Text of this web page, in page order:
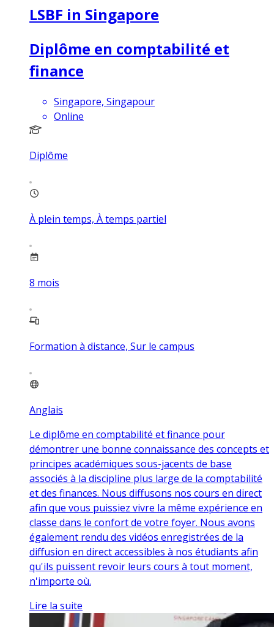
LSBF in Singapore
Diplôme en comptabilité et
finance
Singapore, Singapour
Online
Diplôme
À plein temps, À temps partiel
8 mois
Formation à distance, Sur le campus
Anglais
Le diplôme en comptabilité et finance pour
démontrer une bonne connaissance des concepts et
principes académiques sous-jacents de base
associés à la discipline plus large de la comptabilité
et des finances. Nous diffusons nos cours en direct
afin que vous puissiez vivre la même expérience en
classe dans le confort de votre foyer. Nous avons
également rendu des vidéos enregistrées de la
diffusion en direct accessibles à nos étudiants afin
qu'ils puissent revoir leurs cours à tout moment,
n'importe où.
Lire la suite